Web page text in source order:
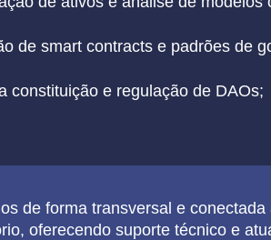
de smart contracts e padrões de
constituição e regulação de DAOs;
de forma transversal e
oferecendo suporte técnico e